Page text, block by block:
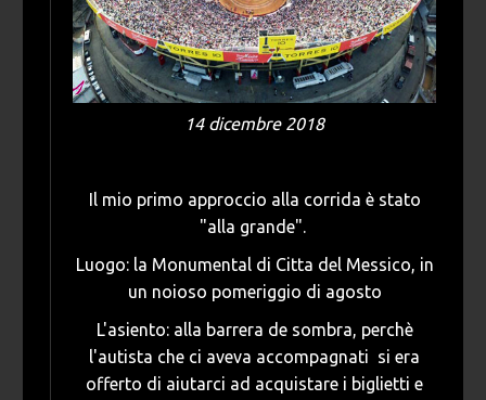
14 dicembre 2018
Il mio primo approccio alla corrida è stato
"alla grande".
Luogo: la Monumental di Citta del Messico, in
un noioso pomeriggio di agosto
L'asiento: alla barrera de sombra, perchè
l'autista che ci aveva accompagnati si era
offerto di aiutarci ad acquistare i biglietti e